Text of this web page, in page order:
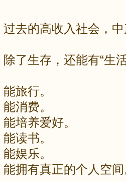
过去的高收入社会，
除了生存，还能有“生
能旅行。
能消费。
能培养爱好。
能读书。
能娱乐。
能拥有真正的个人空